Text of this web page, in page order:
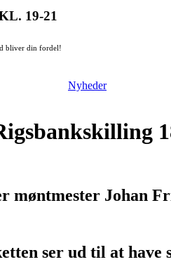
19-21
bliver din fordel!
Nyheder
møntmester Johan
ser ud til at have